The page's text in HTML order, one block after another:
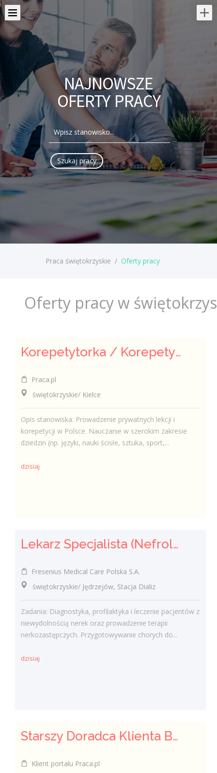
NAJNOWSZE
OFERTY PRACY
Praca świętokrzyskie / Oferty pracy
Oferty pracy w
Korepetytorka / Korepetytor - Nauczyciel / Nauczycielka
Praca.pl
świętokrzyskie/ Kielce
Opis stanowiska: Prowadzenie prywatnych lekcji i
korepetycji w Polsce. Nauczanie w szerokim zakresie
dziedzin (np. języki, nauki ścisłe, sztuka, sport,...
dzisiaj
Lekarz Specjalista (Nefrolog / Internista) (K/M/N)
Fresenius Medical Care Polska S.A.
świętokrzyskie/ Jędrzejów, Stacja Dializ
Zadania: Diagnostyka, profilaktyka i leczenie pacjentów z
niewydolnością nerek oraz prowadzenie terapii
nerkozastępczych. Przygotowywanie chorych do...
dzisiaj
Starszy Doradca Klienta Bankowego / Starsza Doradczyni Klienta Bankowego
Klient portalu Praca.pl